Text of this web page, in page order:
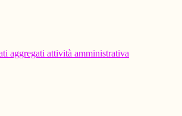
aggregati attività amministrativa